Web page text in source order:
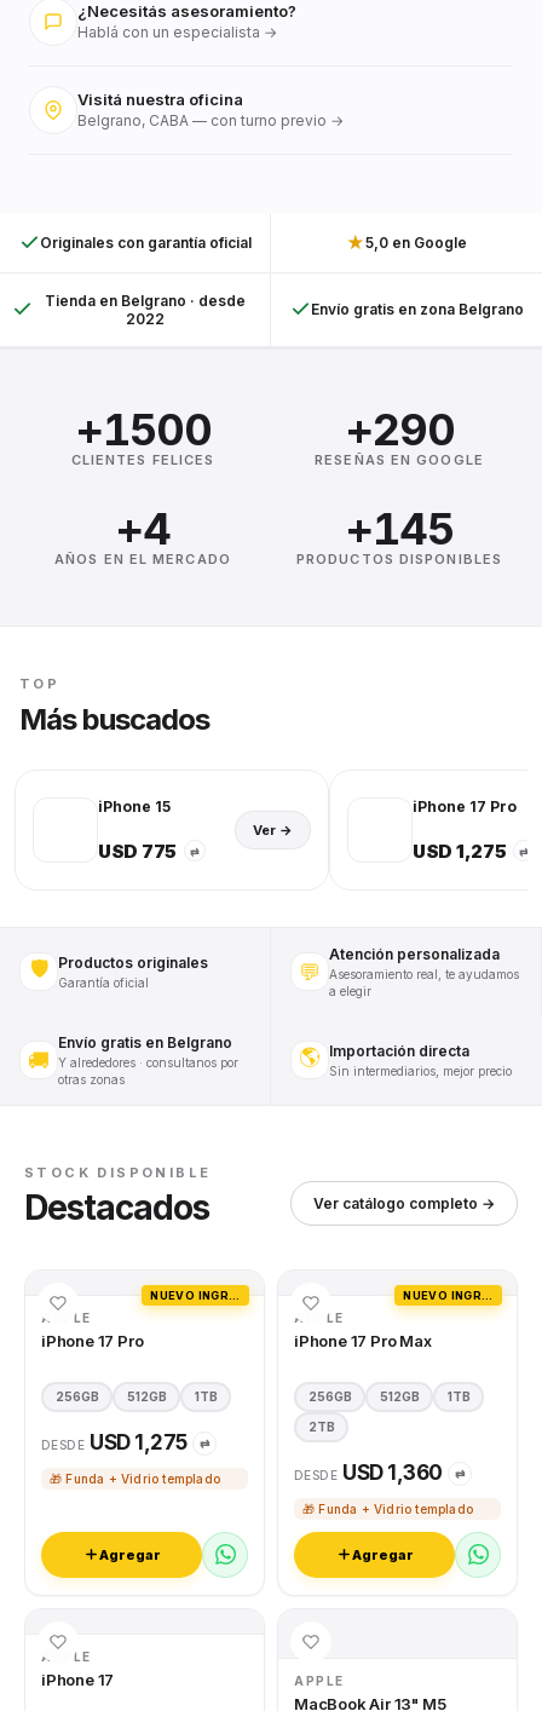
¿Necesitás asesoramiento?
Hablá con un especialista →
Visitá nuestra oficina
Belgrano, CABA — con turno previo →
Originales con garantía oficial ★5,0 en Google
Tienda en Belgrano · desde
2022
Envío gratis en zona Belgrano
+1500
CLIENTES FELICES
+290
RESEÑAS EN GOOGLE
+4
AÑOS EN EL MERCADO
+145
PRODUCTOS DISPONIBLES
TOP
Más buscados
iPhone 15
USD 775 ⇄
Ver →
iPhone 17 Pro
USD 1,275 ⇄
🛡️ Productos originales
Garantía oficial 💬
Atención personalizada
Asesoramiento real, te ayudamos
a elegir
🚚
Envío gratis en Belgrano
Y alrededores · consultanos por
otras zonas
🌎 Importación directa
Sin intermediarios, mejor precio
STOCK DISPONIBLE
Destacados Ver catálogo completo →
APPLE
iPhone 17 Pro
256GB 512GB 1TB
DESDE USD 1,275 ⇄
🎁 Funda + Vidrio templado
Agregar
APPLE
iPhone 17 Pro Max
256GB 512GB 1TB
2TB
DESDE USD 1,360 ⇄
🎁 Funda + Vidrio templado
Agregar
APPLE
iPhone 17 APPLE
MacBook Air 13" M5